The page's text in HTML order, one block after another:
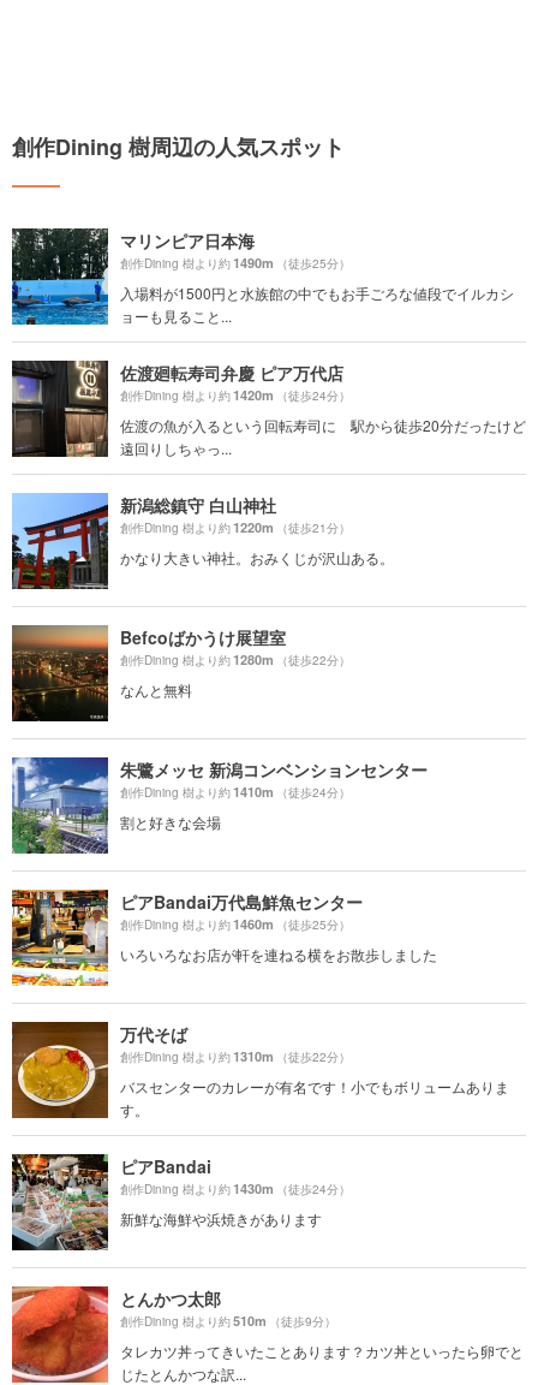
創作Dining 樹周辺の人気スポット
マリンピア日本海
創作Dining 樹より約1490m （徒歩25分）
入場料が1500円と水族館の中でもお手ごろな値段でイルカシ
ョーも見ること...
佐渡廻転寿司弁慶 ピア万代店
創作Dining 樹より約1420m （徒歩24分）
佐渡の魚が入るという回転寿司に 駅から徒歩20分だったけど
遠回りしちゃっ...
新潟総鎮守 白山神社
創作Dining 樹より約1220m （徒歩21分）
かなり大きい神社。おみくじが沢山ある。
Befcoばかうけ展望室
創作Dining 樹より約1280m （徒歩22分）
なんと無料
朱鷺メッセ 新潟コンベンションセンター
創作Dining 樹より約1410m （徒歩24分）
割と好きな会場
ピアBandai万代島鮮魚センター
創作Dining 樹より約1460m （徒歩25分）
いろいろなお店が軒を連ねる横をお散歩しました
万代そば
創作Dining 樹より約1310m （徒歩22分）
バスセンターのカレーが有名です！小でもボリュームありま
す。
ピアBandai
創作Dining 樹より約1430m （徒歩24分）
新鮮な海鮮や浜焼きがあります
とんかつ太郎
創作Dining 樹より約510m （徒歩9分）
タレカツ丼ってきいたことあります？カツ丼といったら卵でと
じたとんかつな訳...